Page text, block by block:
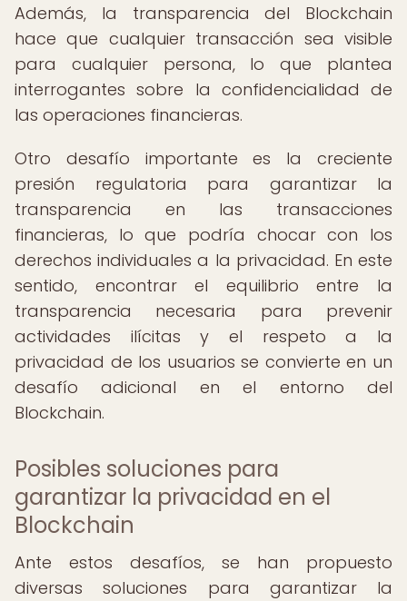
Además, la transparencia del Blockchain
hace que cualquier transacción sea visible
para cualquier persona, lo que plantea
interrogantes sobre la confidencialidad de
las operaciones financieras.
Otro desafío importante es la creciente
presión regulatoria para garantizar la
transparencia en las transacciones
financieras, lo que podría chocar con los
derechos individuales a la privacidad. En este
sentido, encontrar el equilibrio entre la
transparencia necesaria para prevenir
actividades ilícitas y el respeto a la
privacidad de los usuarios se convierte en un
desafío adicional en el entorno del
Blockchain.
Posibles soluciones para
garantizar la privacidad en el
Blockchain
Ante estos desafíos, se han propuesto
diversas soluciones para garantizar la